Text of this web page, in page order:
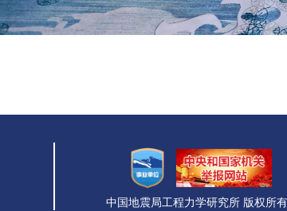
中国地震局工程力学研究所 版权所有